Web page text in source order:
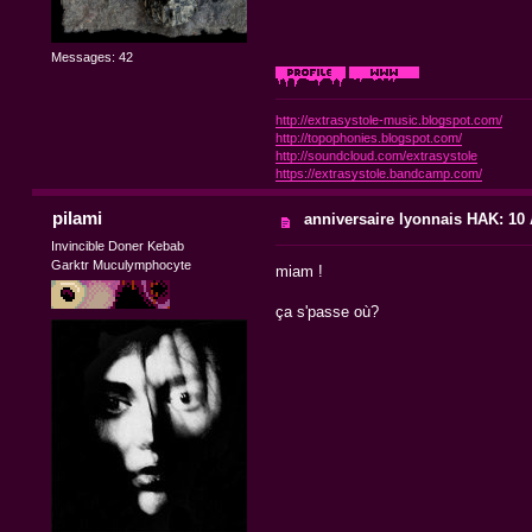
Messages: 42
http://extrasystole-music.blogspot.com/
http://topophonies.blogspot.com/
http://soundcloud.com/extrasystole
https://extrasystole.bandcamp.com/
pilami
Invincible Doner Kebab
Garktr Muculymphocyte
anniversaire lyonnais HAK: 10
miam !
ça s'passe où?